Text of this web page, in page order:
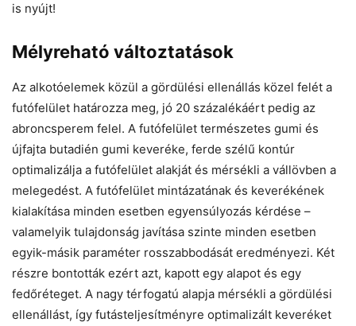
is nyújt!
Mélyreható változtatások
Az alkotóelemek közül a gördülési ellenállás közel felét a
futófelület határozza meg, jó 20 százalékáért pedig az
abroncsperem felel. A futófelület természetes gumi és
újfajta butadién gumi keveréke, ferde szélű kontúr
optimalizálja a futófelület alakját és mérsékli a vállövben a
melegedést. A futófelület mintázatának és keverékének
kialakítása minden esetben egyensúlyozás kérdése –
valamelyik tulajdonság javítása szinte minden esetben
egyik-másik paraméter rosszabbodását eredményezi. Két
részre bontották ezért azt, kapott egy alapot és egy
fedőréteget. A nagy térfogatú alapja mérsékli a gördülési
ellenállást, így futásteljesítményre optimalizált keveréket